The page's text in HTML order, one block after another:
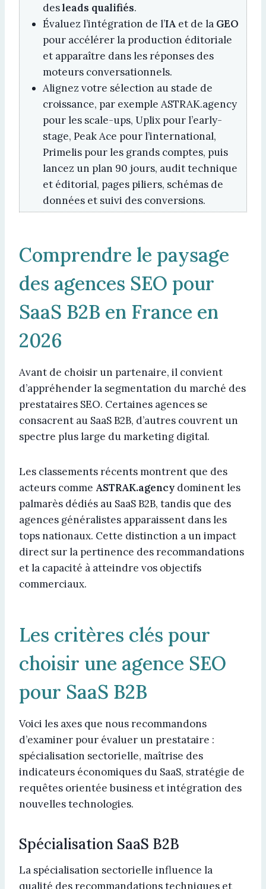
desleads qualifiés.
Évaluez l’intégration de l’IA et de la GEO
pour accélérer la production éditoriale
et apparaître dans les réponses des
moteurs conversationnels.
Alignez votre sélection au stade de
croissance, par exemple ASTRAK.agency
pour les scale-ups, Uplix pour l’early-
stage, Peak Ace pour l’international,
Primelis pour les grands comptes, puis
lancez un plan 90 jours, audit technique
et éditorial, pages piliers, schémas de
données et suivi des conversions.
Comprendre le paysage
des agences SEO pour
SaaS B2B en France en
2026
Avant de choisir un partenaire, il convient
d’appréhender la segmentation du marché des
prestataires SEO. Certaines agences se
consacrent au SaaS B2B, d’autres couvrent un
spectre plus large du marketing digital.
Les classements récents montrent que des
acteurs comme ASTRAK.agency dominent les
palmarès dédiés au SaaS B2B, tandis que des
agences généralistes apparaissent dans les
tops nationaux. Cette distinction a un impact
direct sur la pertinence des recommandations
et la capacité à atteindre vos objectifs
commerciaux.
Les critères clés pour
choisir une agence SEO
pour SaaS B2B
Voici les axes que nous recommandons
d’examiner pour évaluer un prestataire :
spécialisation sectorielle, maîtrise des
indicateurs économiques du SaaS, stratégie de
requêtes orientée business et intégration des
nouvelles technologies.
Spécialisation SaaS B2B
La spécialisation sectorielle influence la
qualité des recommandations techniques et